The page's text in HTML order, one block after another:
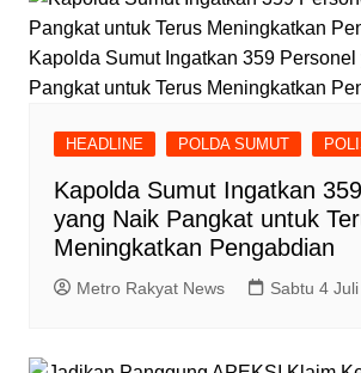
Kapolda Sumut Ingatkan 359
Pangkat untuk Terus Meningkatkan
HEADLINE POLDA SUMUT
Kapolda Sumut Ingatkan
yang Naik Pangkat untuk
Meningkatkan Pengabdian
Metro Rakyat News Sabtu 4